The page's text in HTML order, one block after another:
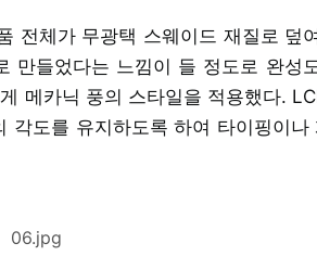
전체가 무광택 스웨이드 재질로 덮
만들었다는 느낌이 들 정도로 완성
메카닉 풍의 스타일을 적용했다.
도를 유지하도록 하여 타이핑이나
06.jpg